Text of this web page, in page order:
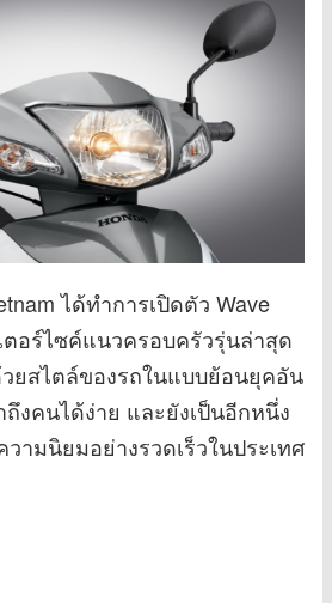
ได้ทำการเปิดตัว Wave
ตอร์ไซค์แนวครอบครัวรุ่นล่าสุด
วยสไตล์ของรถในแบบย้อนยุคอัน
งคนได้ง่าย และยังเป็นอีกหนึ่ง
ามนิยมอย่างรวดเร็วในประเทศ